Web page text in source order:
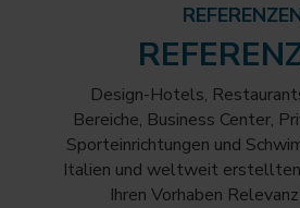
Design-Hotels,
Bereiche, Business Center,
Sporteinrichtungen und
Italien und weltweit erstellten
Ihren Vorhaben